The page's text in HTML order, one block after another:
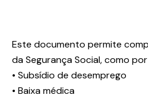
Este documento permite
da Segurança Social, como
•⁠ ⁠Subsídio de desemprego
•⁠ ⁠Baixa médica